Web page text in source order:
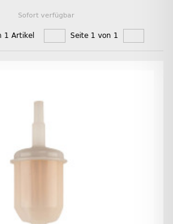
Sofort verfügbar
1 Artikel Seite 1 von 1